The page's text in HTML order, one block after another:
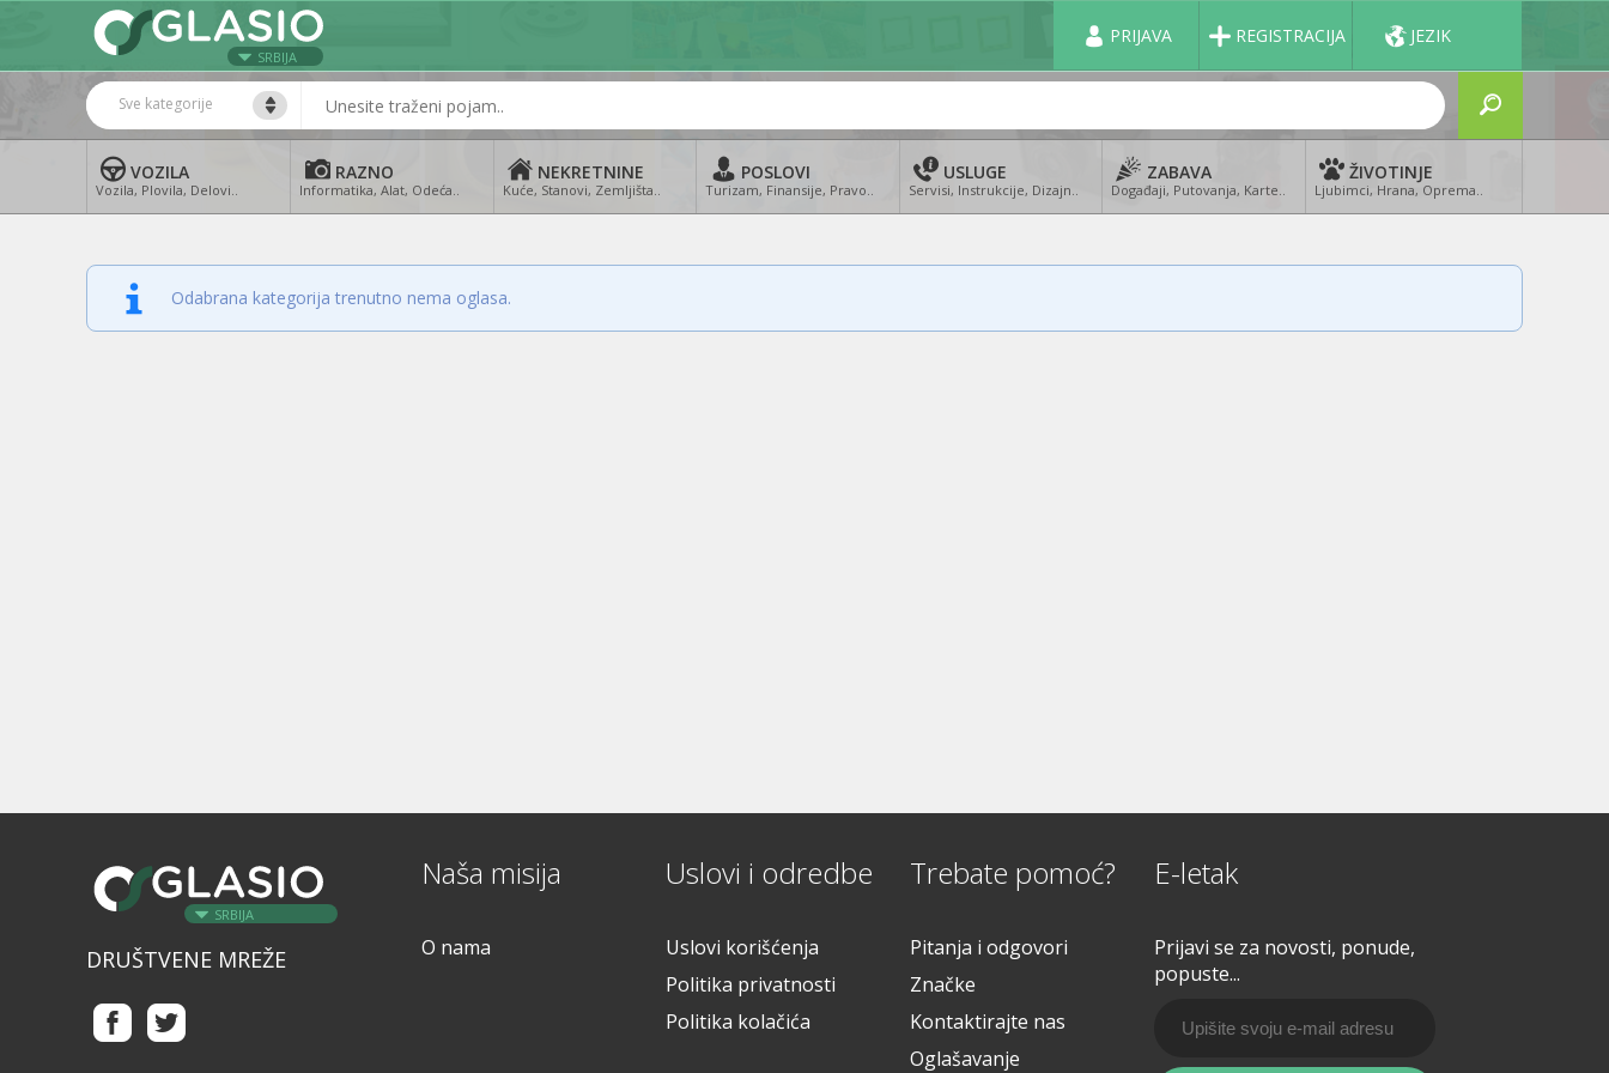
SRBIJA
PRIJAVA REGISTRACIJA JEZIK
Sve kategorije
VOZILA
Vozila, Plovila, Delovi..
RAZNO
Informatika, Alat, Odeća..
NEKRETNINE
Kuće, Stanovi, Zemljišta..
POSLOVI
Turizam, Finansije, Pravo..
USLUGE
Servisi, Instrukcije, Dizajn..
ZABAVA
Događaji, Putovanja, Karte..
ŽIVOTINJE
Ljubimci, Hrana, Oprema..
Odabrana kategorija trenutno nema oglasa.
SRBIJA
DRUŠTVENE MREŽE
Naša misija
O nama
Uslovi i odredbe
Uslovi korišćenja
Politika privatnosti
Politika kolačića
Trebate pomoć?
Pitanja i odgovori
Značke
Kontaktirajte nas
Oglašavanje
E-letak
Prijavi se za novosti, ponude,
popuste...